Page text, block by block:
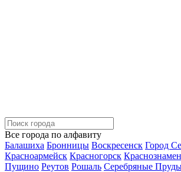
Все города по алфавиту
Балашиха Бронницы Воскресенск Город
Красноармейск Красногорск
Пущино Реутов Рошаль Серебряные